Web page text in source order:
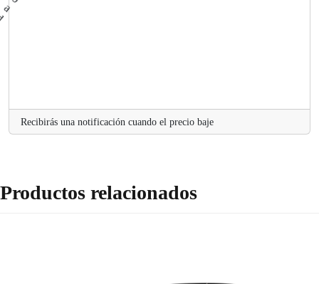
Recibirás una notificación cuando el precio baje
Productos relacionados